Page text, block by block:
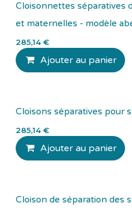
Cloisonnettes séparatives
et maternelles - modèle
285,14€
Ajouter au panier
Cloisons séparatives pour
285,14€
Ajouter au panier
Cloison de séparation des